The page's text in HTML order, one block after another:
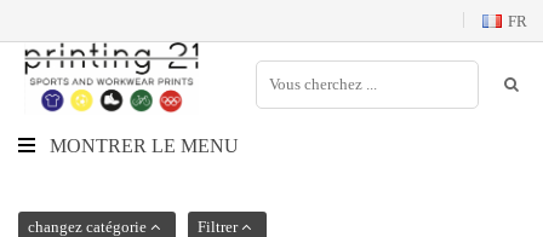
FR
MONTRER LE MENU
changez catégorie Filtrer